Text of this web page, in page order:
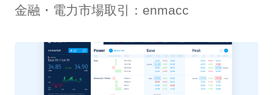
金融・電力市場取引 ：enmacc